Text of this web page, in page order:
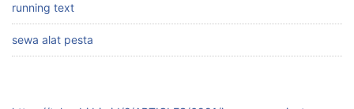
running text
sewa alat pesta